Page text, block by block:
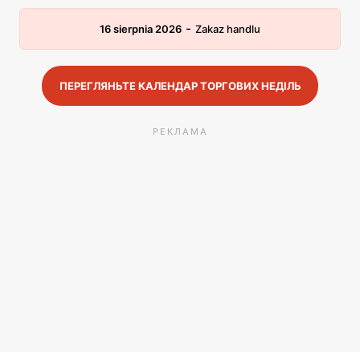
16 sierpnia 2026 - Zakaz handlu
ПЕРЕГЛЯНЬТЕ КАЛЕНДАР ТОРГОВИХ НЕДІЛЬ
РЕКЛАМА